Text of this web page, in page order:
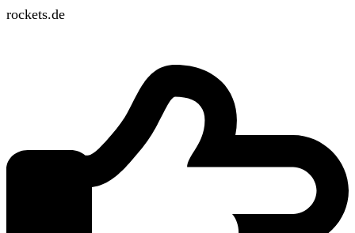
rockets.de